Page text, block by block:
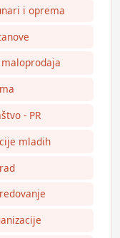
i oprema
- PR
mladih